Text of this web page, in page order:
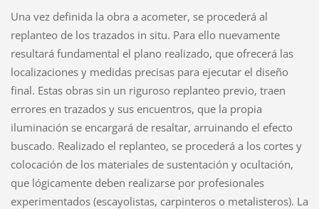
Una vez definida la obra a acometer, se procederá al
replanteo de los trazados in situ. Para ello nuevamente
resultará fundamental el plano realizado, que ofrecerá las
localizaciones y medidas precisas para ejecutar el diseño
final. Estas obras sin un riguroso replanteo previo, traen
errores en trazados y sus encuentros, que la propia
iluminación se encargará de resaltar, arruinando el efecto
buscado. Realizado el replanteo, se procederá a los cortes y
colocación de los materiales de sustentación y ocultación,
que lógicamente deben realizarse por profesionales
experimentados (escayolistas, carpinteros o metalisteros). La